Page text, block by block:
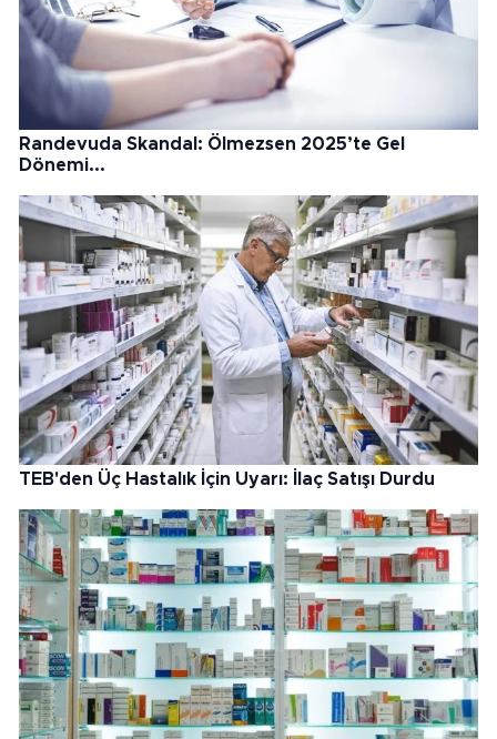
Randevuda Skandal: Ölmezsen 2025’te Gel
Dönemi...
TEB'den Üç Hastalık İçin Uyarı: İlaç Satışı Durdu